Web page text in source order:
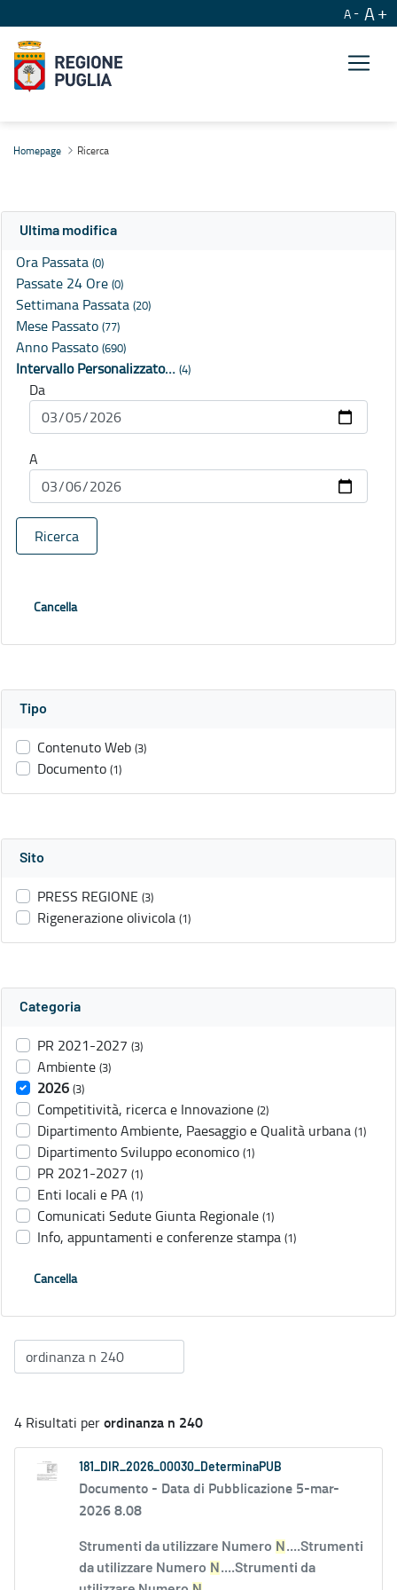
A A
Homepage Ricerca
Ultima modifica
Ora Passata (0)
Passate 24 Ore (0)
Settimana Passata (20)
Mese Passato (77)
Anno Passato (690)
Intervallo Personalizzato… (4)
Da
A
Ricerca
Cancella
Tipo
Contenuto Web (3)
Documento (1)
Sito
PRESS REGIONE (3)
Rigenerazione olivicola (1)
Categoria
PR 2021-2027 (3)
Ambiente (3)
2026 (3)
Competitività, ricerca e Innovazione (2)
Dipartimento Ambiente, Paesaggio e Qualità urbana (1)
Dipartimento Sviluppo economico (1)
PR 2021-2027 (1)
Enti locali e PA (1)
Comunicati Sedute Giunta Regionale (1)
Info, appuntamenti e conferenze stampa (1)
Cancella
4 Risultati perordinanza n 240
181_DIR_2026_00030_DeterminaPUB
Documento - Data di Pubblicazione 5-mar-
2026 8.08
Strumenti da utilizzare Numero N ....Strumenti
da utilizzare Numero N ....Strumenti da